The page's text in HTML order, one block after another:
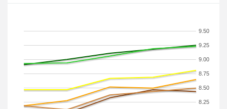
8.25
8.50
8.75
9.00
9.25
9.50